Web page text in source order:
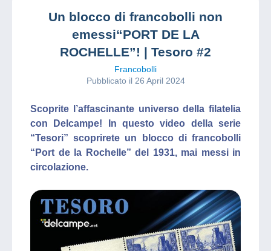
Un blocco di francobolli non
emessi“PORT DE LA
ROCHELLE”! | Tesoro #2
Francobolli
Pubblicato il 26 April 2024
Scoprite l’affascinante universo della filatelia
con Delcampe! In questo video della serie
“Tesori” scoprirete un blocco di francobolli
“Port de la Rochelle” del 1931, mai messi in
circolazione.